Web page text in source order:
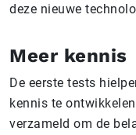
deze nieuwe
Meer kennis
De eerste tests
kennis te
verzameld om de